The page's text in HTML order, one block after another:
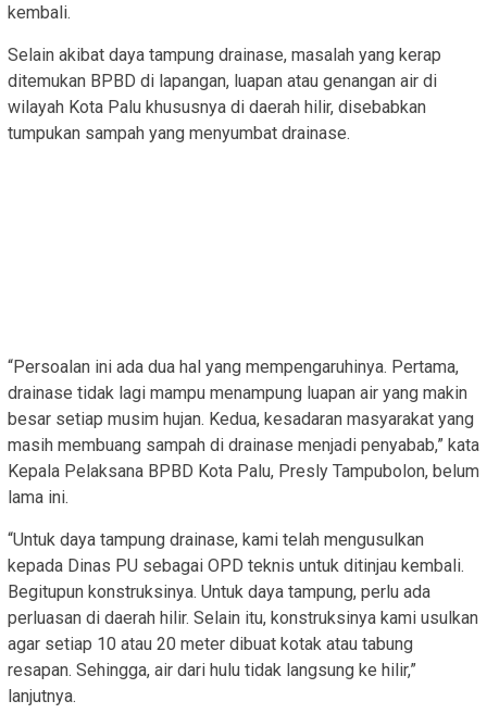
kembali.
Selain akibat daya tampung drainase, masalah yang kerap
ditemukan BPBD di lapangan, luapan atau genangan air di
wilayah Kota Palu khususnya di daerah hilir, disebabkan
tumpukan sampah yang menyumbat drainase.
“Persoalan ini ada dua hal yang mempengaruhinya. Pertama,
drainase tidak lagi mampu menampung luapan air yang makin
besar setiap musim hujan. Kedua, kesadaran masyarakat yang
masih membuang sampah di drainase menjadi penyabab,” kata
Kepala Pelaksana BPBD Kota Palu, Presly Tampubolon, belum
lama ini.
“Untuk daya tampung drainase, kami telah mengusulkan
kepada Dinas PU sebagai OPD teknis untuk ditinjau kembali.
Begitupun konstruksinya. Untuk daya tampung, perlu ada
perluasan di daerah hilir. Selain itu, konstruksinya kami usulkan
agar setiap 10 atau 20 meter dibuat kotak atau tabung
resapan. Sehingga, air dari hulu tidak langsung ke hilir,”
lanjutnya.